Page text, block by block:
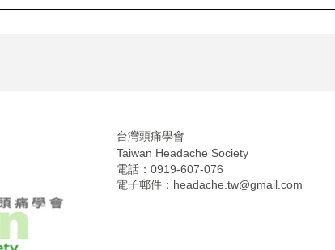
台灣頭痛學會
Taiwan Headache Society
電話：0919-607-076
電子郵件： headache.tw@gmail.com